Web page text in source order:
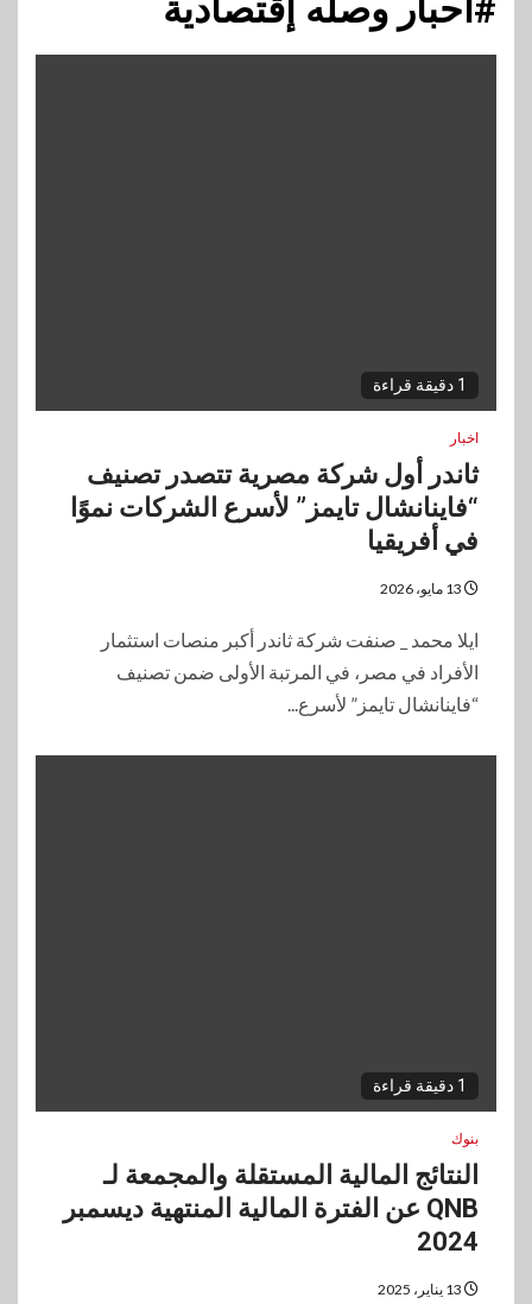
#احبار وصله إقتصادية
1 دقيقة قراءة
اخبار
ثاندر أول شركة مصرية تتصدر تصنيف
“فاينانشال تايمز” لأسرع الشركات نموًا
في أفريقيا
ايلا محمد _ صنفت شركة ثاندر أكبر منصات استثمار
الأفراد في مصر، في المرتبة الأولى ضمن تصنيف
“فاينانشال تايمز” لأسرع...
1 دقيقة قراءة
بنوك
النتائج المالية المستقلة والمجمعة لـ
QNB عن الفترة المالية المنتهية ديسمبر
2024